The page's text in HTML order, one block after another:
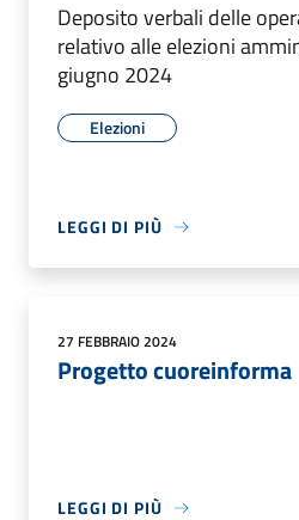
Deposito verbali delle
relativo alle elezioni
giugno 2024
Elezioni
LEGGI DI PIÙ
27 FEBBRAIO 2024
Progetto cuoreinforma
LEGGI DI PIÙ